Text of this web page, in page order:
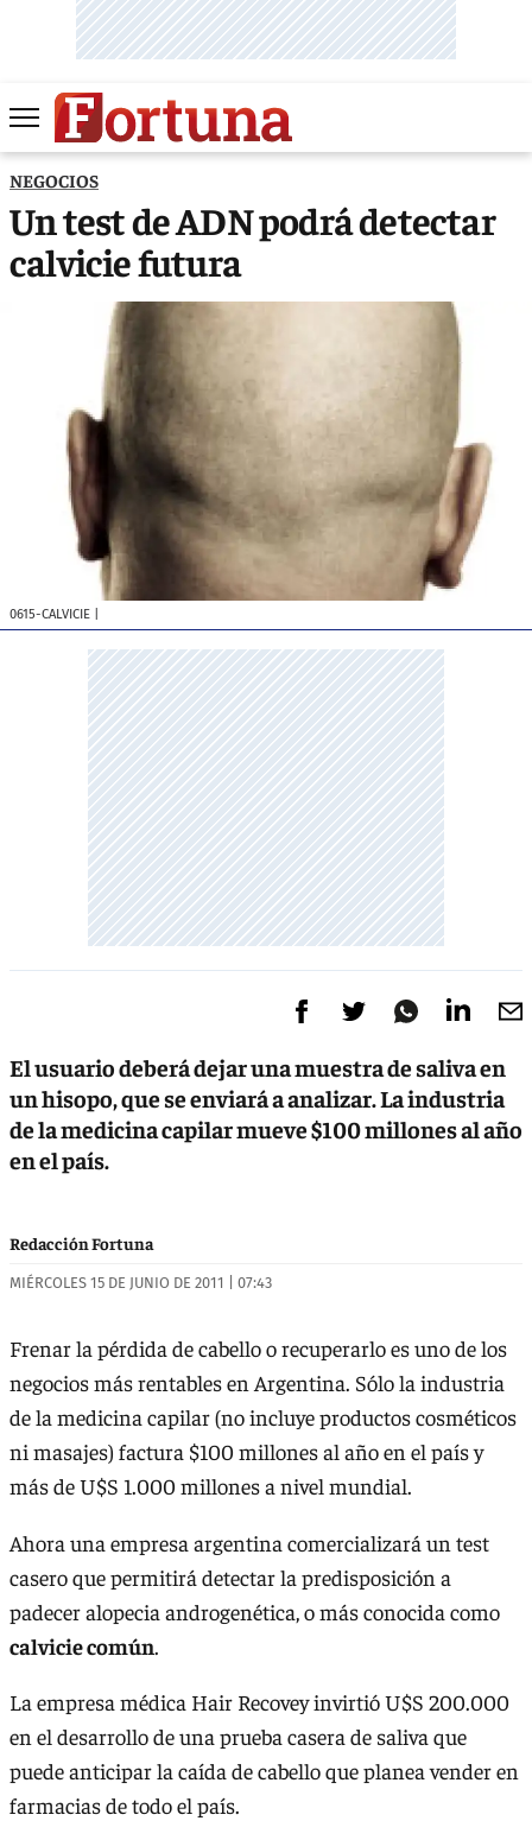
NEGOCIOS
Un test de ADN podrá detectar
calvicie futura
0615-CALVICIE
El usuario deberá dejar una muestra de saliva en
un hisopo, que se enviará a analizar. La industria
de la medicina capilar mueve $100 millones al año
en el país.
Redacción Fortuna
MIÉRCOLES 15 DE JUNIO DE 2011 | 07:43
Frenar la pérdida de cabello o recuperarlo es uno de los
negocios más rentables en Argentina. Sólo la industria
de la medicina capilar (no incluye productos cosméticos
ni masajes) factura $100 millones al año en el país y
más de U$S 1.000 millones a nivel mundial.
Ahora una empresa argentina comercializará un test
casero que permitirá detectar la predisposición a
padecer alopecia androgenética, o más conocida como
calvicie común.
La empresa médica Hair Recovey invirtió U$S 200.000
en el desarrollo de una prueba casera de saliva que
puede anticipar la caída de cabello que planea vender en
farmacias de todo el país.